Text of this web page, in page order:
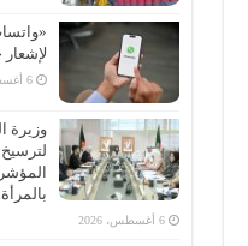
6 أغسطس، 2026
وزيرة
بالمرأة
6 أغسطس، 2026